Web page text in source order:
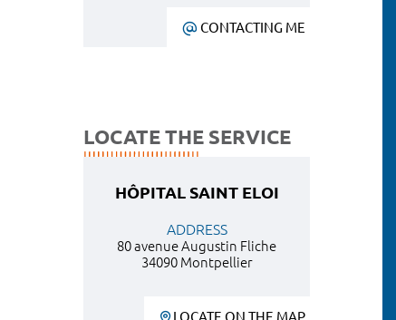
CONTACTING ME
LOCATE THE SERVICE
HÔPITAL SAINT ELOI
ADDRESS
80 avenue Augustin Fliche
34090 Montpellier